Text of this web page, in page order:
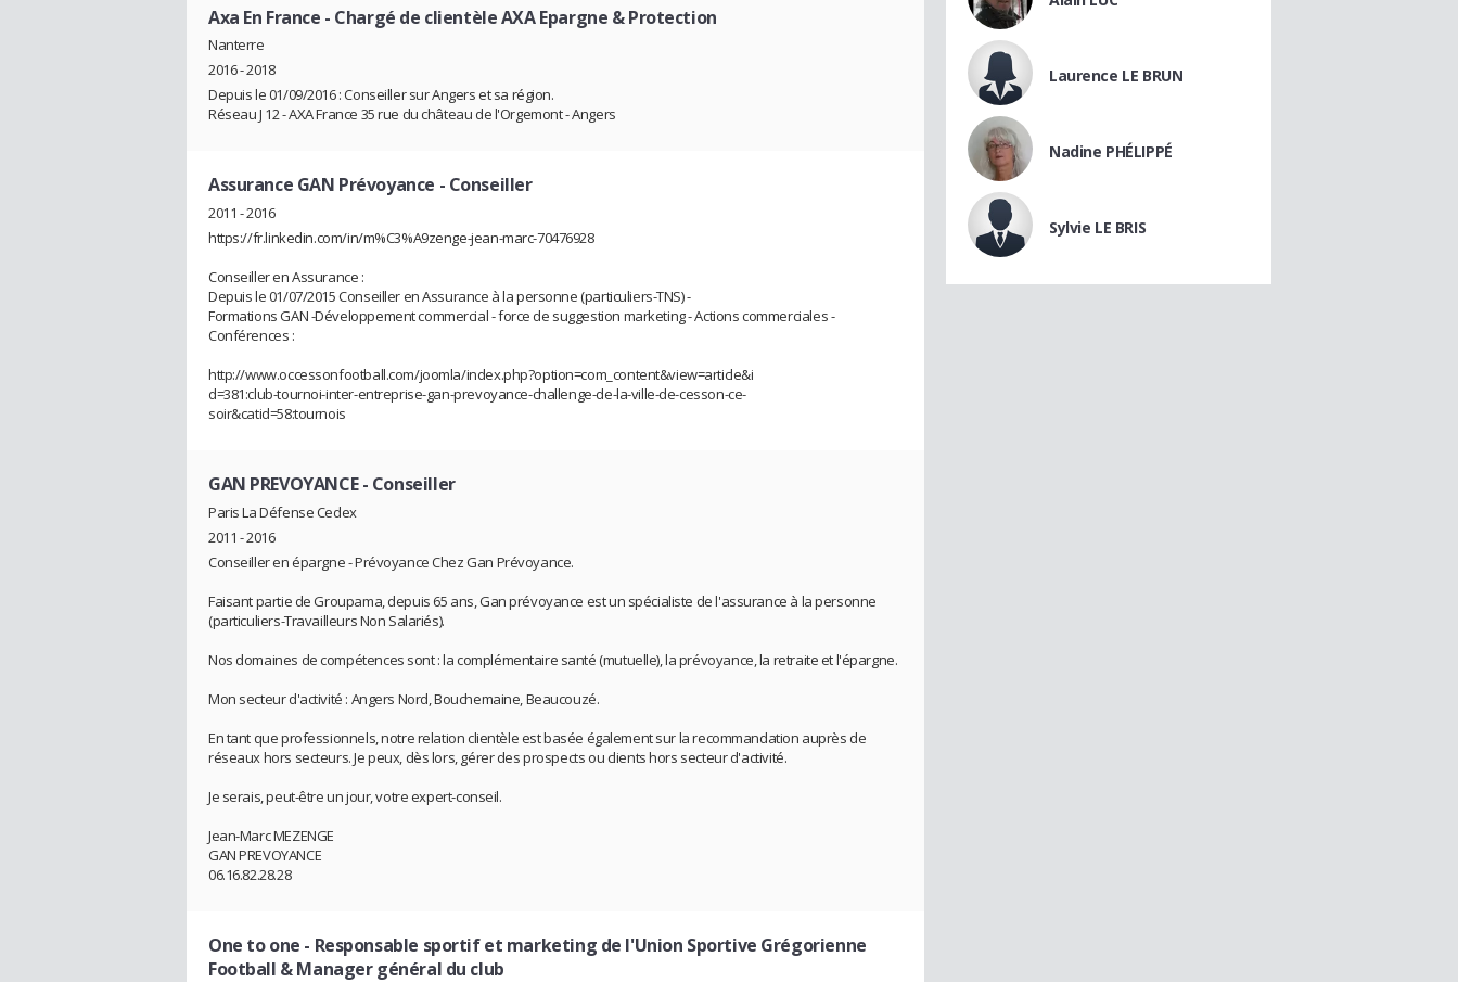
Axa En France - Chargé de clientèle AXA Epargne & Protection
Nanterre
2016 - 2018
Depuis le 01/09/2016 : Conseiller sur Angers et sa région.
Réseau J 12 - AXA France 35 rue du château de l'Orgemont - Angers
Assurance GAN Prévoyance - Conseiller
2011 - 2016
https://fr.linkedin.com/in/m%C3%A9zenge-jean-marc-70476928
Conseiller en Assurance :
Depuis le 01/07/2015 Conseiller en Assurance à la personne (particuliers-TNS) -
Formations GAN -Développement commercial - force de suggestion marketing - Actions commerciales -
Conférences :
http://www.occessonfootball.com/joomla/index.php?option=com_content&view=article&i
d=381:club-tournoi-inter-entreprise-gan-prevoyance-challenge-de-la-ville-de-cesson-ce-
soir&catid=58:tournois
GAN PREVOYANCE- Conseiller
Paris La Défense Cedex
2011 - 2016
Conseiller en épargne - Prévoyance Chez Gan Prévoyance.
Faisant partie de Groupama, depuis 65 ans, Gan prévoyance est un spécialiste de l'assurance à la personne
(particuliers-Travailleurs Non Salariés).
Nos domaines de compétences sont : la complémentaire santé (mutuelle), la prévoyance, la retraite et l'épargne.
Mon secteur d'activité : Angers Nord, Bouchemaine, Beaucouzé.
En tant que professionnels, notre relation clientèle est basée également sur la recommandation auprès de
réseaux hors secteurs. Je peux, dès lors, gérer des prospects ou clients hors secteur d'activité.
Je serais, peut-être un jour, votre expert-conseil.
Jean-Marc MEZENGE
GAN PREVOYANCE
06.16.82.28.28
One to one - Responsable sportif et marketing de l'Union Sportive Grégorienne
Football & Manager général du club
Laurence LE BRUN
Nadine PHÉLIPPÉ
Sylvie LE BRIS